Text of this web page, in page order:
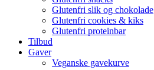
Glutenfri slik og chokolade
Glutenfri cookies & kiks
Glutenfri proteinbar
Tilbud
Gaver
Veganske gavekurve